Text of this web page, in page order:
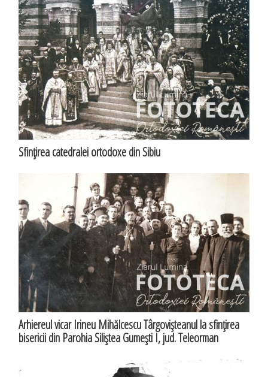
Sfinţirea catedralei ortodoxe din Sibiu
Arhiereul vicar Irineu Mihălcescu Târgovişteanul la sfinţirea
bisericii din Parohia Siliştea Gumeşti I, jud. Teleorman